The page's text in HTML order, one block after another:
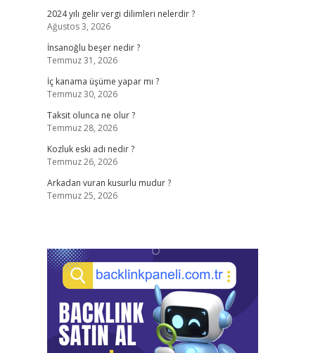
2024 yılı gelir vergi dilimleri nelerdir ?
Ağustos 3, 2026
İnsanoğlu beşer nedir ?
Temmuz 31, 2026
İç kanama üşüme yapar mı ?
Temmuz 30, 2026
Taksit olunca ne olur ?
Temmuz 28, 2026
Kozluk eski adı nedir ?
Temmuz 26, 2026
Arkadan vuran kusurlu mudur ?
Temmuz 25, 2026